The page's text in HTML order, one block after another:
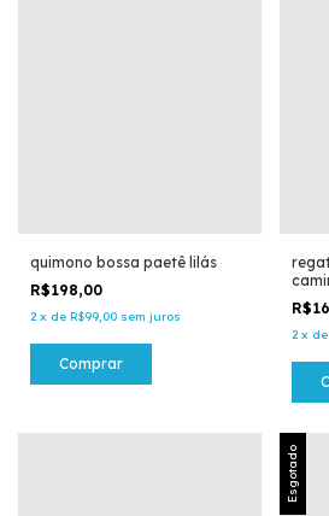
quimono bossa paetê lilás
R$198,00
2 x de R$99,00 sem juros
Comprar
2 x de
Esgotado